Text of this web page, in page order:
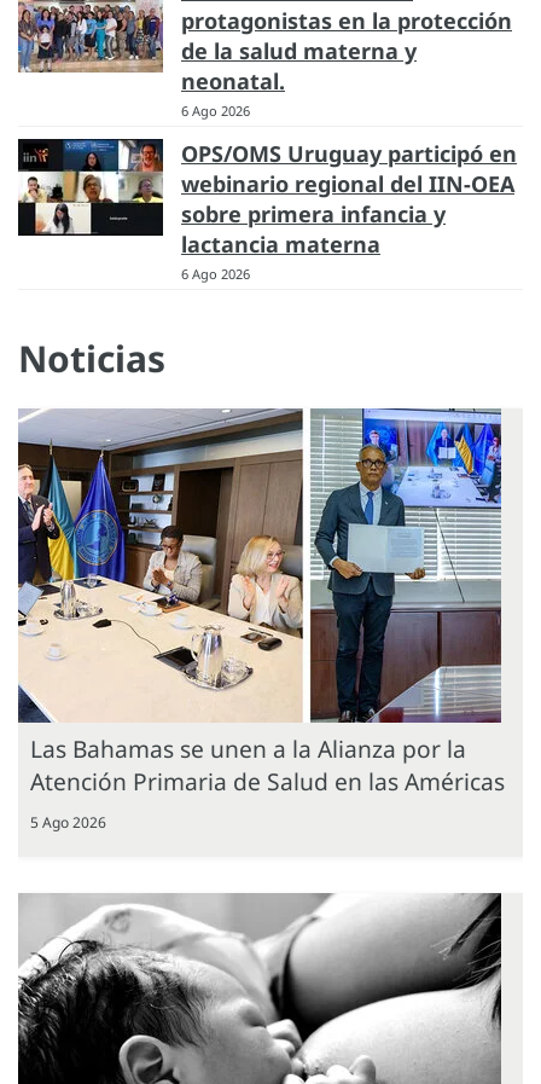
protagonistas en la protección
de la salud materna y
neonatal.
6 Ago 2026
OPS/OMS Uruguay participó en
webinario regional del IIN-OEA
sobre primera infancia y
lactancia materna
6 Ago 2026
Noticias
Las Bahamas se unen a la Alianza por la
Atención Primaria de Salud en las Américas
5 Ago 2026